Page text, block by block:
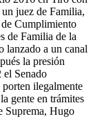
juez de Familia,
Cumplimiento
de Familia de la
lanzado a un canal
la presión
el Senado
ilegalmente
gente en trámites
Suprema, Hugo